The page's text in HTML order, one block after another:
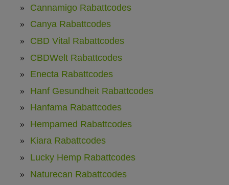
Cannamigo Rabattcodes
Canya Rabattcodes
CBD Vital Rabattcodes
CBDWelt Rabattcodes
Enecta Rabattcodes
Hanf Gesundheit Rabattcodes
Hanfama Rabattcodes
Hempamed Rabattcodes
Kiara Rabattcodes
Lucky Hemp Rabattcodes
Naturecan Rabattcodes